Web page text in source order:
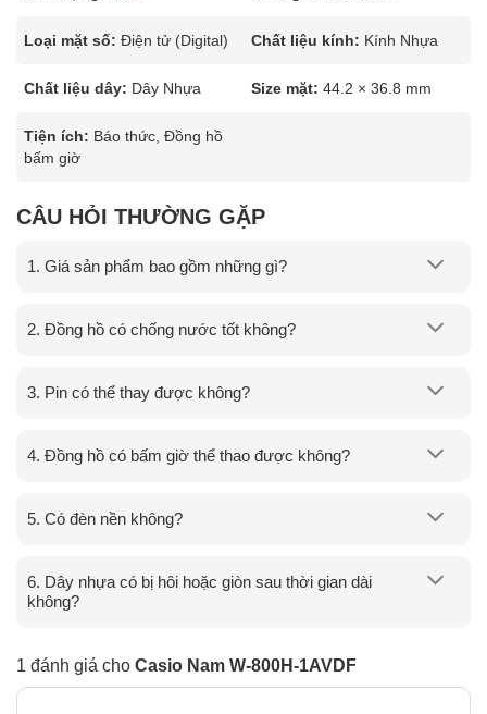
Loại mặt số: Điện tử (Digital) Chất liệu kính: Kính Nhựa
Chất liệu dây: Dây Nhựa Size mặt: 44.2 × 36.8 mm
Tiện ích: Báo thức, Đồng hồ
bấm giờ
CÂU HỎI THƯỜNG GẶP
1. Giá sản phẩm bao gồm những gì?
2. Đồng hồ có chống nước tốt không?
3. Pin có thể thay được không?
4. Đồng hồ có bấm giờ thể thao được không?
5. Có đèn nền không?
6. Dây nhựa có bị hôi hoặc giòn sau thời gian dài
không?
1 đánh giá cho Casio Nam W-800H-1AVDF